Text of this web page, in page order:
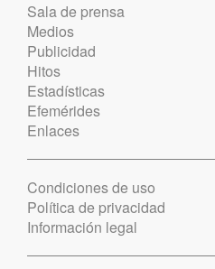
Sala de prensa
Medios
Publicidad
Hitos
Estadísticas
Efemérides
Enlaces
Condiciones de uso
Política de privacidad
Información legal